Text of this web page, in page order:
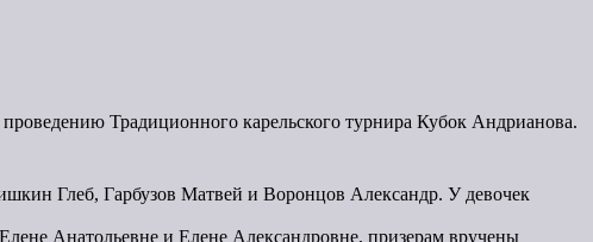
Традиционного карельского турнира Кубок Андрианова.
Глеб, Гарбузов Матвей и Воронцов Александр. У девочек
Анатольевне и Елене Александровне, призерам вручены